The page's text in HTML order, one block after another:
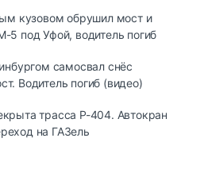
кузовом обрушил мост и
под Уфой, водитель погиб
самосвал снёс
Водитель погиб (видео)
трасса Р-404. Автокран
на ГАЗель